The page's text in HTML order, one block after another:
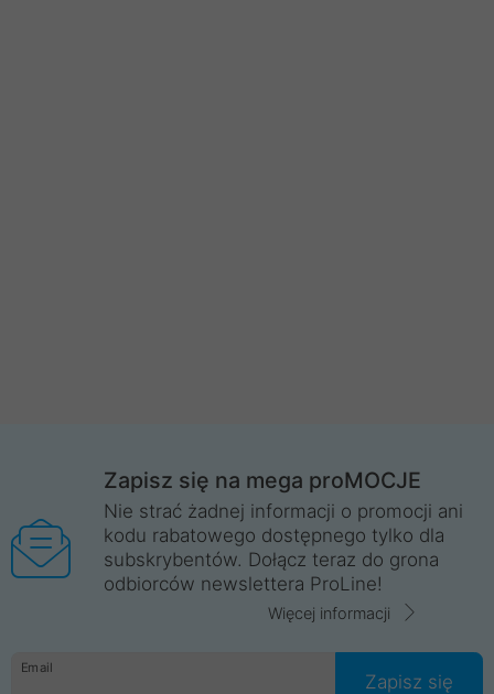
Zapisz się na mega proMOCJE
Nie strać żadnej informacji o promocji ani
kodu rabatowego dostępnego tylko dla
subskrybentów. Dołącz teraz do grona
odbiorców newslettera ProLine!
Więcej informacji
Email
Zapisz się